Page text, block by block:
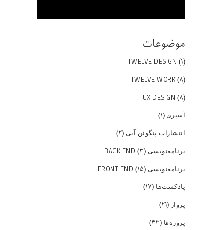
موضوعات
TWELVE DESIGN (۱)
TWELVE WORK (۸)
UX DESIGN (۸)
آشپزی (۱)
انتشارات پنگوئن آبی (۲)
برنامه‌نویسی BACK END (۳)
برنامه‌نویسی FRONT END (۱۵)
پادکست‌ها (۱۷)
پرواز (۲۱)
پروژه‌ها (۴۳)